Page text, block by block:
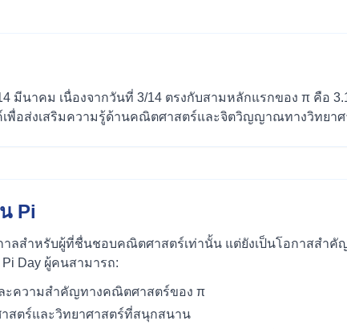
มีนาคม เนื่องจากวันที่ 3/14 ตรงกับสามหลักแรกของ π คือ
เพื่อส่งเสริมความรู้ด้านคณิตศาสตร์และจิตวิญญาณทางวิทยา
Pi
กาลสำหรับผู้ที่ชื่นชอบคณิตศาสตร์เท่านั้น แต่ยังเป็นโอกาสสำ
Day ผู้คนสามารถ:
ละความสำคัญทางคณิตศาสตร์ของ π
สตร์และวิทยาศาสตร์ที่สนุกสนาน